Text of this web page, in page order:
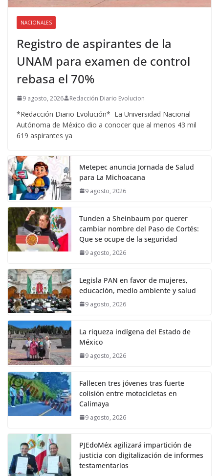
NACIONALES
Registro de aspirantes de la
UNAM para examen de control
rebasa el 70%
9 agosto, 2026 Redacción Diario Evolucion
*Redacción Diario Evolución* La Universidad Nacional
Autónoma de México dio a conocer que al menos 43 mil
619 aspirantes ya
Metepec anuncia Jornada de Salud
para La Michoacana
9 agosto, 2026
Tunden a Sheinbaum por querer
cambiar nombre del Paso de Cortés:
Que se ocupe de la seguridad
9 agosto, 2026
Legisla PAN en favor de mujeres,
educación, medio ambiente y salud
9 agosto, 2026
La riqueza indígena del Estado de
México
9 agosto, 2026
Fallecen tres jóvenes tras fuerte
colisión entre motocicletas en
Calimaya
9 agosto, 2026
PJEdoMéx agilizará impartición de
justicia con digitalización de informes
testamentarios